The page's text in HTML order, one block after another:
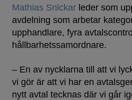
Mathias Snickar leder som
avdelning som arbetar
upphandlare, fyra
hållbarhetssamordnare.
– En av nycklarna till att vi
vi gör är att vi har en
nytt avtal tecknas där vi går